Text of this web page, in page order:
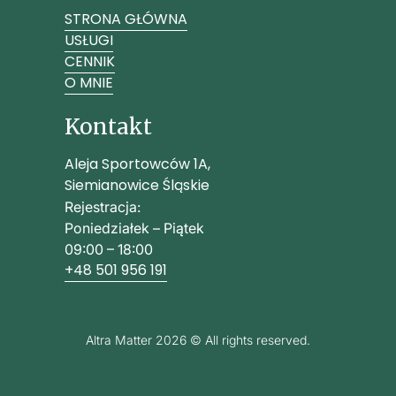
STRONA GŁÓWNA
USŁUGI
CENNIK
O MNIE
Kontakt
Aleja Sportowców 1A,
Siemianowice Śląskie
Rejestracja:
Poniedziałek – Piątek
09:00 – 18:00
+48 501 956 191
Altra Matter 2026 © All rights reserved.